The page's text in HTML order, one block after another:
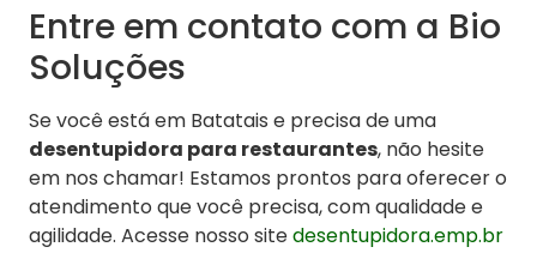
Entre em contato com a Bio
Soluções
Se você está em Batatais e precisa de uma
desentupidora para restaurantes, não hesite
em nos chamar! Estamos prontos para oferecer o
atendimento que você precisa, com qualidade e
agilidade. Acesse nosso sitedesentupidora.emp.br